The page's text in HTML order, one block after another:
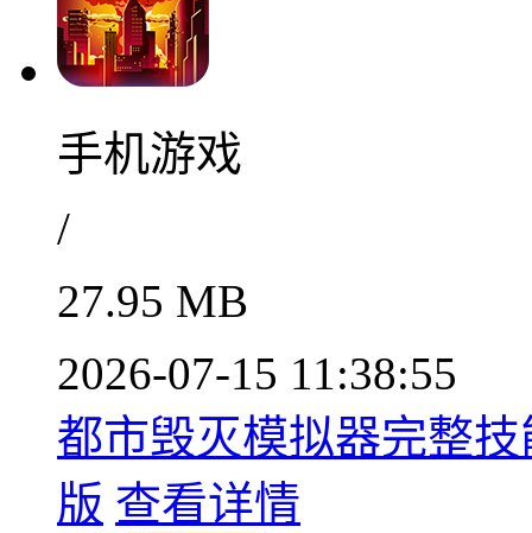
手机游戏
/
27.95 MB
2026-07-15 11:38:55
都市毁灭模拟器完整
版 查看详情